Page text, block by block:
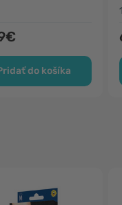
do košíka